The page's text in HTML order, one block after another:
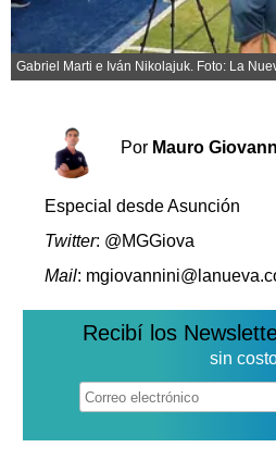
El tiempo
Cartón Lleno
Fúnebres
Horóscopo
Suplementos
Servicios
Edictos
Gabriel Marti e Iván Nikolajuk. Foto: La
Por Mauro
Especial desde Asunción
Twitter: @MGGiova
Mail:
Recibí los
sin